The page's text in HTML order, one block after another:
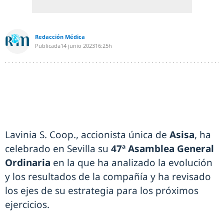
Redacción Médica
Publicada14 junio 202316:25h
Lavinia S. Coop., accionista única de Asisa, ha
celebrado en Sevilla su 47ª Asamblea General
Ordinaria en la que ha analizado la evolución
y los resultados de la compañía y ha revisado
los ejes de su estrategia para los próximos
ejercicios.